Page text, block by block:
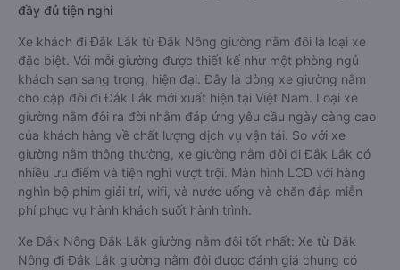
đầy đủ tiện nghi
Xe khách đi Đắk Lắk từ Đắk Nông giường nằm đôi là loại xe
đặc biệt. Với mỗi giường được thiết kế như một phòng ngủ
khách sạn sang trọng, hiện đại. Đây là dòng xe giường nằm
cho cặp đôi đi Đắk Lắk mới xuất hiện tại Việt Nam. Loại xe
giường nằm đôi ra đời nhằm đáp ứng yêu cầu ngày càng cao
của khách hàng về chất lượng dịch vụ vận tải. So với xe
giường nằm thông thường, xe giường nằm đôi đi Đắk Lắk có
nhiều ưu điểm và tiện nghi vượt trội. Màn hình LCD với hàng
nghìn bộ phim giải trí, wifi, và nước uống và chăn đắp miễn
phí phục vụ hành khách suốt hành trình.
Xe Đắk Nông Đắk Lắk giường nằm đôi tốt nhất: Xe từ Đắk
Nông đi Đắk Lắk giường nằm đôi được đánh giá chung có